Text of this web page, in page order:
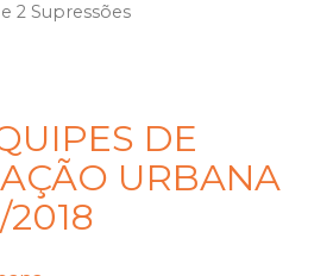
2 Supressões
DE
URBANA
2018